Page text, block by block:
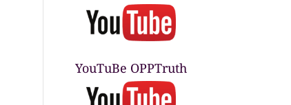
YouTuBe OPPTruth